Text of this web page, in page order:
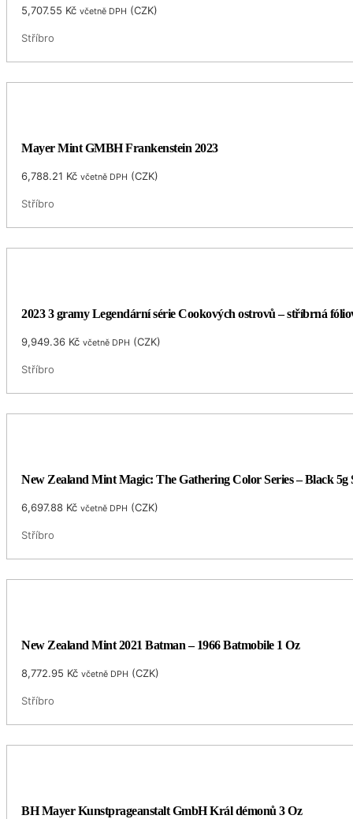
5,707.55 Kč včetně DPH (CZK)
Stříbro
Mayer Mint GMBH Frankenstein 2023
6,788.21 Kč včetně DPH (CZK)
Stříbro
2023 3 gramy Legendární série Cookových ostrovů – stříbrná
9,949.36 Kč včetně DPH (CZK)
Stříbro
New Zealand Mint Magic: The Gathering Color Series – Black 5g
6,697.88 Kč včetně DPH (CZK)
Stříbro
New Zealand Mint 2021 Batman – 1966 Batmobile 1 Oz
8,772.95 Kč včetně DPH (CZK)
Stříbro
BH Mayer Kunstprageanstalt GmbH Král démonů 3 Oz